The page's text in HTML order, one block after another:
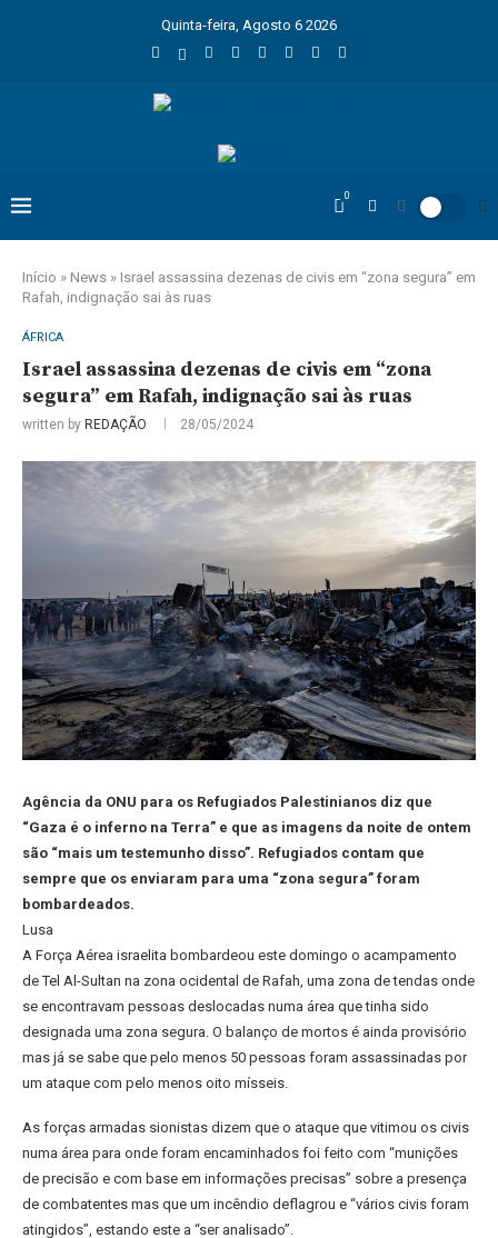
Quinta-feira, Agosto 6 2026
0
Início » News » Israel assassina dezenas de civis em “zona segura” em
Rafah, indignação sai às ruas
ÁFRICA
Israel assassina dezenas de civis em “zona
segura” em Rafah, indignação sai às ruas
written by REDAÇÃO 28/05/2024
Agência da ONU para os Refugiados Palestinianos diz que
“Gaza é o inferno na Terra” e que as imagens da noite de ontem
são “mais um testemunho disso”. Refugiados contam que
sempre que os enviaram para uma “zona segura” foram
bombardeados.
Lusa
A Força Aérea israelita bombardeou este domingo o acampamento
de Tel Al-Sultan na zona ocidental de Rafah, uma zona de tendas onde
se encontravam pessoas deslocadas numa área que tinha sido
designada uma zona segura. O balanço de mortos é ainda provisório
mas já se sabe que pelo menos 50 pessoas foram assassinadas por
um ataque com pelo menos oito mísseis.
As forças armadas sionistas dizem que o ataque que vitimou os civis
numa área para onde foram encaminhados foi feito com “munições
de precisão e com base em informações precisas” sobre a presença
de combatentes mas que um incêndio deflagrou e “vários civis foram
atingidos”, estando este a “ser analisado”.